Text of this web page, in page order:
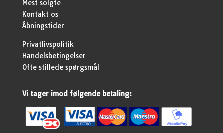
Mest solgte
Kontakt os
Åbningstider
Privatlivspolitik
Handelsbetingelser
Ofte stillede spørgsmål
Vi tager imod følgende betaling: